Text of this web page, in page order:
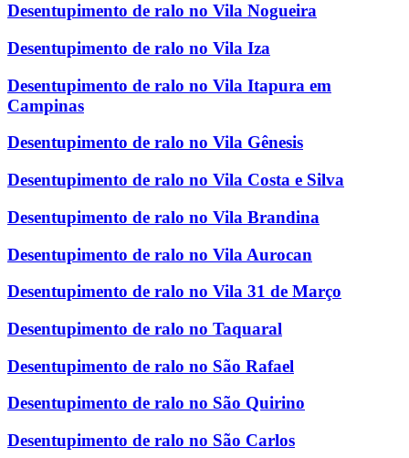
Desentupimento de ralo no Vila Nogueira
Desentupimento de ralo no Vila Iza
Desentupimento de ralo no Vila Itapura em
Campinas
Desentupimento de ralo no Vila Gênesis
Desentupimento de ralo no Vila Costa e Silva
Desentupimento de ralo no Vila Brandina
Desentupimento de ralo no Vila Aurocan
Desentupimento de ralo no Vila 31 de Março
Desentupimento de ralo no Taquaral
Desentupimento de ralo no São Rafael
Desentupimento de ralo no São Quirino
Desentupimento de ralo no São Carlos